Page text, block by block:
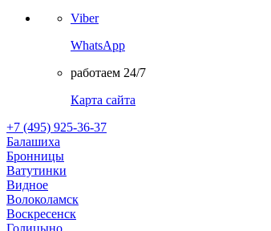
Viber
WhatsApp
работаем 24/7
Карта сайта
+7 (495) 925-36-37
Балашиха
Бронницы
Ватутинки
Видное
Волоколамск
Воскресенск
Голицыно